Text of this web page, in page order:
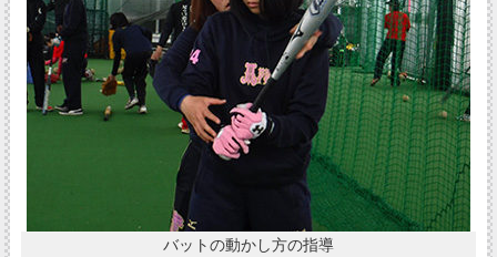
バットの動かし方の指導